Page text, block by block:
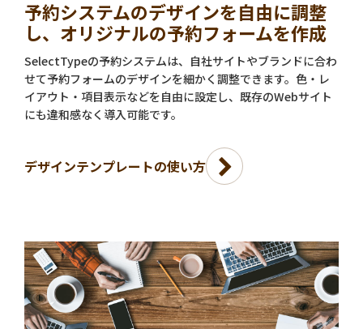
予約システムのデザインを自由に調整
し、オリジナルの予約フォームを作成
SelectTypeの予約システムは、自社サイトやブランドに合わ
せて予約フォームのデザインを細かく調整できます。色・レ
イアウト・項目表示などを自由に設定し、既存のWebサイト
にも違和感なく導入可能です。
デザインテンプレートの使い方